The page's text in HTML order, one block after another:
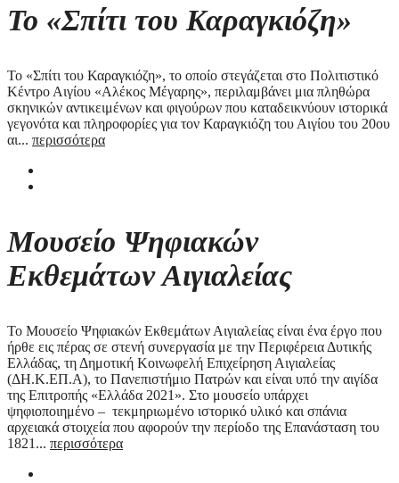
Το «Σπίτι του Καραγκιόζη»
Το «Σπίτι του Καραγκιόζη», το οποίο στεγάζεται στο Πολιτιστικό
Κέντρο Αιγίου «Αλέκος Μέγαρης», περιλαμβάνει μια πληθώρα
σκηνικών αντικειμένων και φιγούρων που καταδεικνύουν ιστορικά
γεγονότα και πληροφορίες για τον Καραγκιόζη του Αιγίου του 20ου
αι... περισσότερα
Μουσείο Ψηφιακών
Εκθεμάτων Αιγιαλείας
Το Μουσείο Ψηφιακών Εκθεμάτων Αιγιαλείας είναι ένα έργο που
ήρθε εις πέρας σε στενή συνεργασία με την Περιφέρεια Δυτικής
Ελλάδας, τη Δημοτική Κοινωφελή Επιχείρηση Αιγιαλείας
(ΔΗ.Κ.ΕΠ.Α), το Πανεπιστήμιο Πατρών και είναι υπό την αιγίδα
της Επιτροπής «Ελλάδα 2021». Στο μουσείο υπάρχει
ψηφιοποιημένο – τεκμηριωμένο ιστορικό υλικό και σπάνια
αρχειακά στοιχεία που αφορούν την περίοδο της Επανάσταση του
1821... περισσότερα